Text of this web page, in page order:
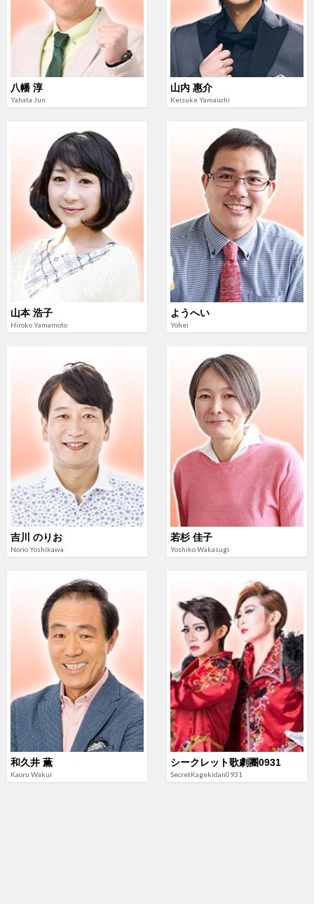
八幡 淳
Yahata Jun
山内 惠介
Keisuke Yamauchi
山本 浩子
Hiroko Yamamoto
ようへい
Yohei
吉川 のりお
Norio Yoshikawa
若杉 佳子
Yoshiko Wakasugi
和久井 薫
Kaoru Wakui
シークレット歌劇團0931
SecretKagekidan0931